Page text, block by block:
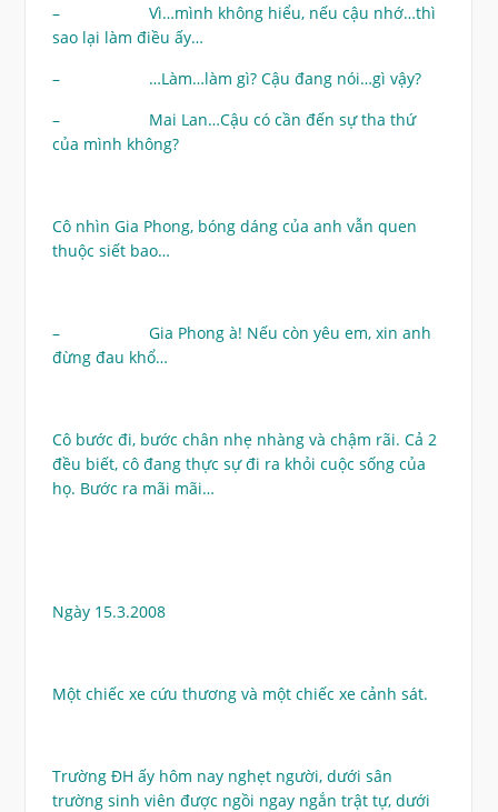
– Vì…mình không hiểu, nếu cậu nhớ…thì
sao lại làm điều ấy…
– …Làm…làm gì? Cậu đang nói…gì vậy?
– Mai Lan…Cậu có cần đến sự tha thứ
của mình không?
Cô nhìn Gia Phong, bóng dáng của anh vẫn quen
thuộc siết bao…
– Gia Phong à! Nếu còn yêu em, xin anh
đừng đau khổ…
Cô bước đi, bước chân nhẹ nhàng và chậm rãi. Cả 2
đều biết, cô đang thực sự đi ra khỏi cuộc sống của
họ. Bước ra mãi mãi…
Ngày 15.3.2008
Một chiếc xe cứu thương và một chiếc xe cảnh sát.
Trường ĐH ấy hôm nay nghẹt người, dưới sân
trường sinh viên được ngồi ngay ngắn trật tự, dưới